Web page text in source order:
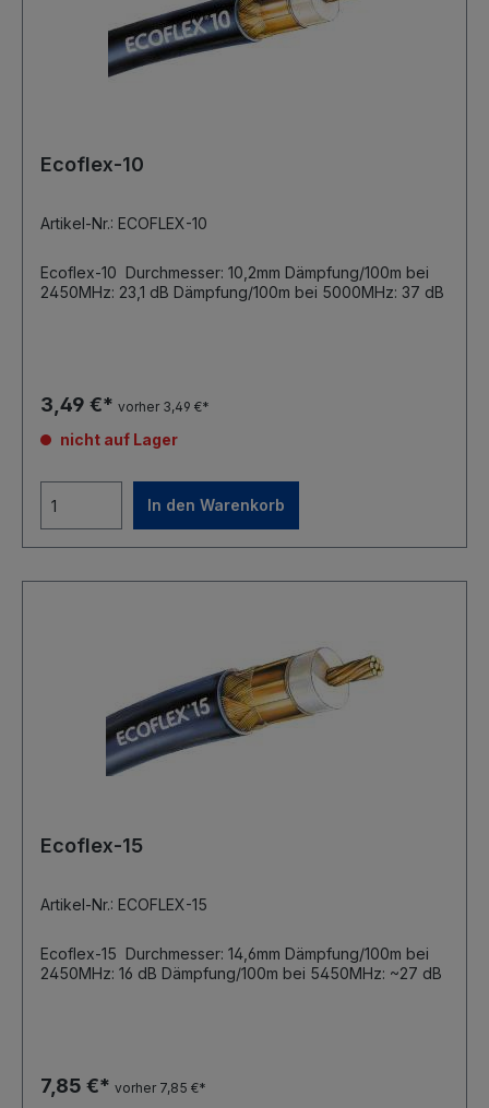
Ecoflex-10
Artikel-Nr.: ECOFLEX-10
Ecoflex-10 Durchmesser: 10,2mm Dämpfung/100m bei
2450MHz: 23,1 dB Dämpfung/100m bei 5000MHz: 37 dB
3,49 €* vorher 3,49 €*
nicht auf Lager
In den Warenkorb
Ecoflex-15
Artikel-Nr.: ECOFLEX-15
Ecoflex-15 Durchmesser: 14,6mm Dämpfung/100m bei
2450MHz: 16 dB Dämpfung/100m bei 5450MHz: ~27 dB
7,85 €* vorher 7,85 €*